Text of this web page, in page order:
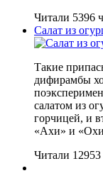
Читали 5396
Салат из
Такие
дифирамбы
салатом из
горчицей, и
«Ахи» и
Читали 12953